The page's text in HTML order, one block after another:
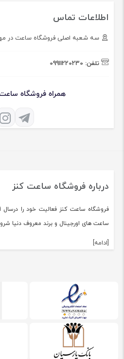
اطلاعات تماس
سه شعبه اصلی فروشگاه ساعت در
تلفن: 09911220230
همراه فروشگاه
درباره فروشگاه ساعت کنز
ساعت های اورجینال و برند معروف دنیا
[ادامه]